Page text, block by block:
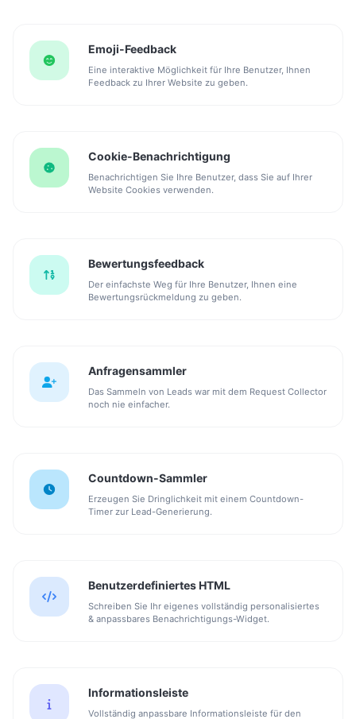
Emoji-Feedback
Eine interaktive Möglichkeit für Ihre Benutzer, Ihnen
Feedback zu Ihrer Website zu geben.
Cookie-Benachrichtigung
Benachrichtigen Sie Ihre Benutzer, dass Sie auf Ihrer
Website Cookies verwenden.
Bewertungsfeedback
Der einfachste Weg für Ihre Benutzer, Ihnen eine
Bewertungsrückmeldung zu geben.
Anfragensammler
Das Sammeln von Leads war mit dem Request Collector
noch nie einfacher.
Countdown-Sammler
Erzeugen Sie Dringlichkeit mit einem Countdown-
Timer zur Lead-Generierung.
Benutzerdefiniertes HTML
Schreiben Sie Ihr eigenes vollständig personalisiertes
& anpassbares Benachrichtigungs-Widget.
Informationsleiste
Vollständig anpassbare Informationsleiste für den